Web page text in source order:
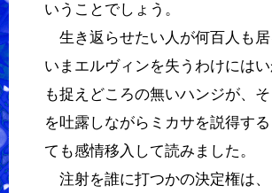
いうことでしょう。
生き返らせたい人が何百人も居
いまエルヴィンを失うわけには
も捉えどころの無いハンジが、
を吐露しながらミカサを説得す
ても感情移入して読みました。
注射を誰に打つかの決定権は